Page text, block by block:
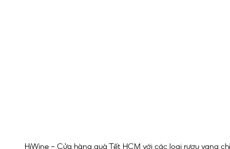
HiWine – Cửa hàng quà Tết HCM với các loại rượu vang